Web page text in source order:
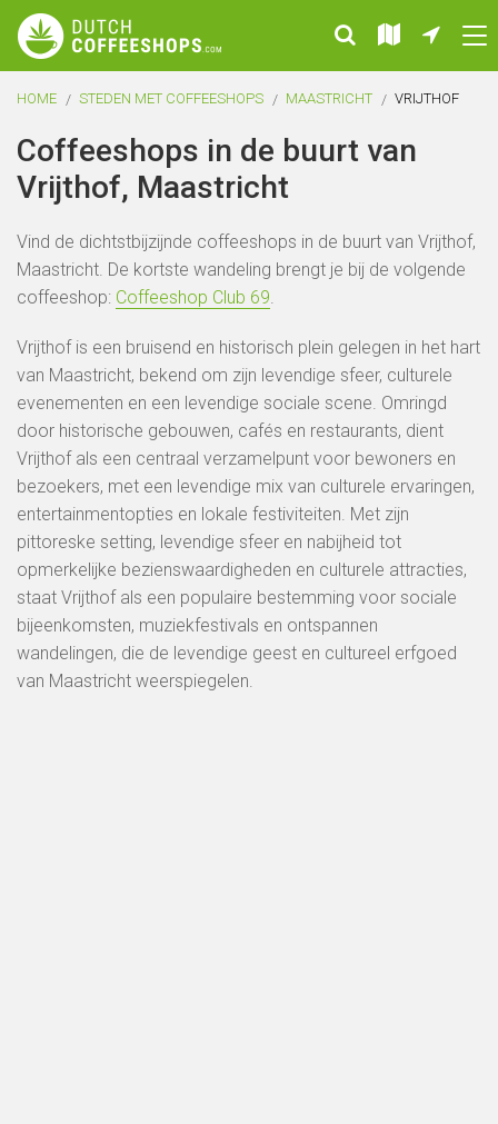
HOME STEDEN MET COFFEESHOPS MAASTRICHT VRIJTHOF
Coffeeshops in de buurt van
Vrijthof, Maastricht
Vind de dichtstbijzijnde coffeeshops in de buurt van Vrijthof,
Maastricht. De kortste wandeling brengt je bij de volgende
coffeeshop: Coffeeshop Club 69.
Vrijthof is een bruisend en historisch plein gelegen in het hart
van Maastricht, bekend om zijn levendige sfeer, culturele
evenementen en een levendige sociale scene. Omringd
door historische gebouwen, cafés en restaurants, dient
Vrijthof als een centraal verzamelpunt voor bewoners en
bezoekers, met een levendige mix van culturele ervaringen,
entertainmentopties en lokale festiviteiten. Met zijn
pittoreske setting, levendige sfeer en nabijheid tot
opmerkelijke bezienswaardigheden en culturele attracties,
staat Vrijthof als een populaire bestemming voor sociale
bijeenkomsten, muziekfestivals en ontspannen
wandelingen, die de levendige geest en cultureel erfgoed
van Maastricht weerspiegelen.